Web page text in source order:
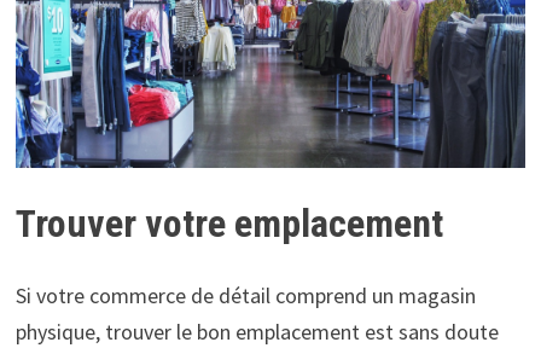
Trouver votre emplacement
Si votre commerce de détail comprend un magasin
physique, trouver le bon emplacement est sans doute